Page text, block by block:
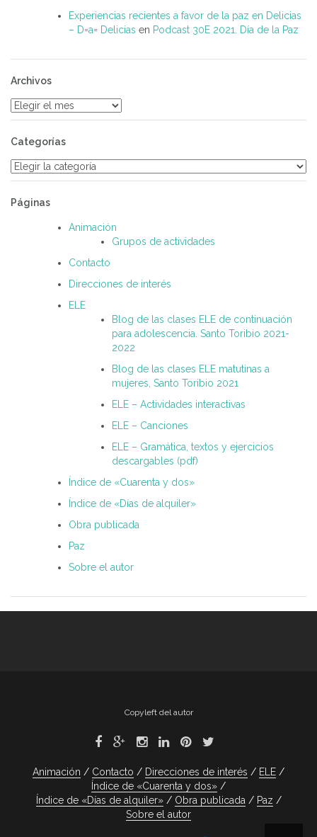
Experiencias recientes a favor de la paz en Delicias
– D=a= Delicias en Podcast 30E 2021. Día de la Paz
Archivos
Archivos
Categorías
Categorías
Páginas
Animación
Grupos de actividades
Contacto
Direcciones de interés
ELE
Blog de las clases ELE de continuación
para adolescencia. Santo Toribio 2021-
2022
Blog de las clases ELE matutinas a
mujeres, Santo Toribio 2021
ELE – Actividades interactivas
ELE – Canciones
ELE – Gramática, textos y ejercicios
descargables (pdf)
Índice de «Cuarenta y dos»
Índice de «Días de alquiler»
Obra publicada
Paz
Sobre el autor
Copyleft del autor
Animación Contacto Direcciones de interés
ELE
Índice de «Cuarenta y dos»
Índice de «Días de alquiler»
Obra publicada
Paz
Sobre el autor